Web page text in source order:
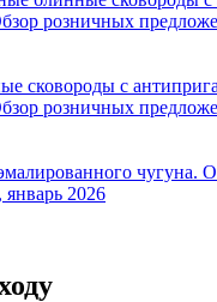
розничных
сковороды с
розничных
чугуна.
2026